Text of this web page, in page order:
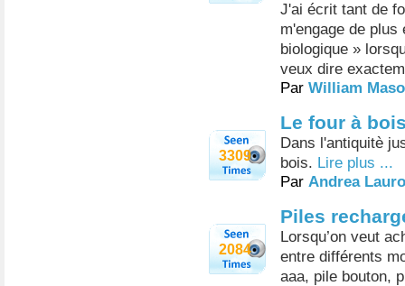
J'ai écrit tant de
m'engage de
biologique »
veux dire
Par William
3309
Le four à
Dans l'antiquitè
bois. Lire plus ...
Par Andrea Lauro
2084
Piles
Lorsqu’on veut
entre différents
aaa, pile bouton,